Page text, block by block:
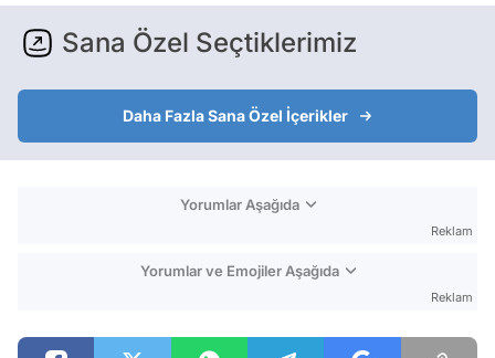
Sana Özel Seçtiklerimiz
Daha Fazla Sana Özel İçerikler
Yorumlar Aşağıda
Reklam
Yorumlar ve Emojiler Aşağıda
Reklam